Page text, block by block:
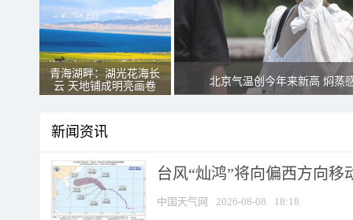
青海湖畔：湖光花海长
云 天地铺成明亮画卷
北京气温创今年来新高 焖蒸
新闻资讯
台风“灿鸿”将向偏西方向移
中国天气网 2026-08-08 18:18